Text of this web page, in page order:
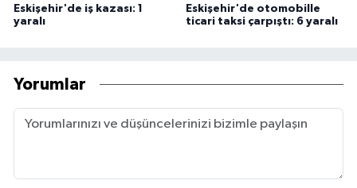
Eskişehir'de iş kazası: 1
yaralı
Eskişehir'de otomobille
ticari taksi çarpıştı: 6 yaralı
Yorumlar